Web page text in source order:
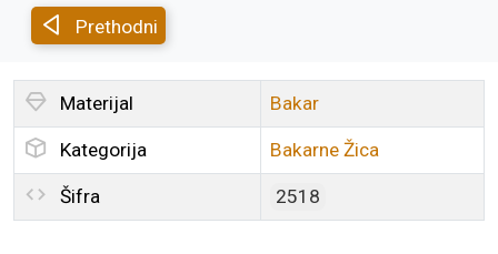
Prethodni
Materijal Bakar
Kategorija Bakarne Žica
Šifra 2518